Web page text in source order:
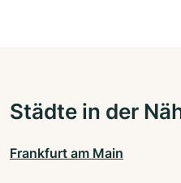
Städte in der
Frankfurt am Main